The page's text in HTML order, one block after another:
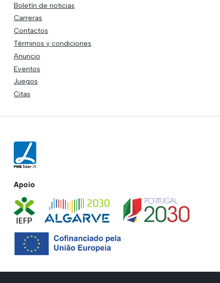
Boletín de noticias
Carreras
Contactos
Términos y condiciones
Anuncio
Eventos
Juegos
Citas
Apoio